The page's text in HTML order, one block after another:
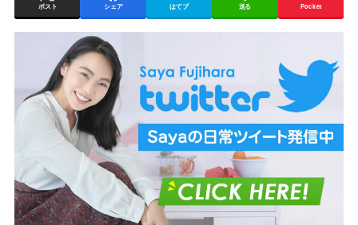
ポスト シェア はてブ 送る Pocket